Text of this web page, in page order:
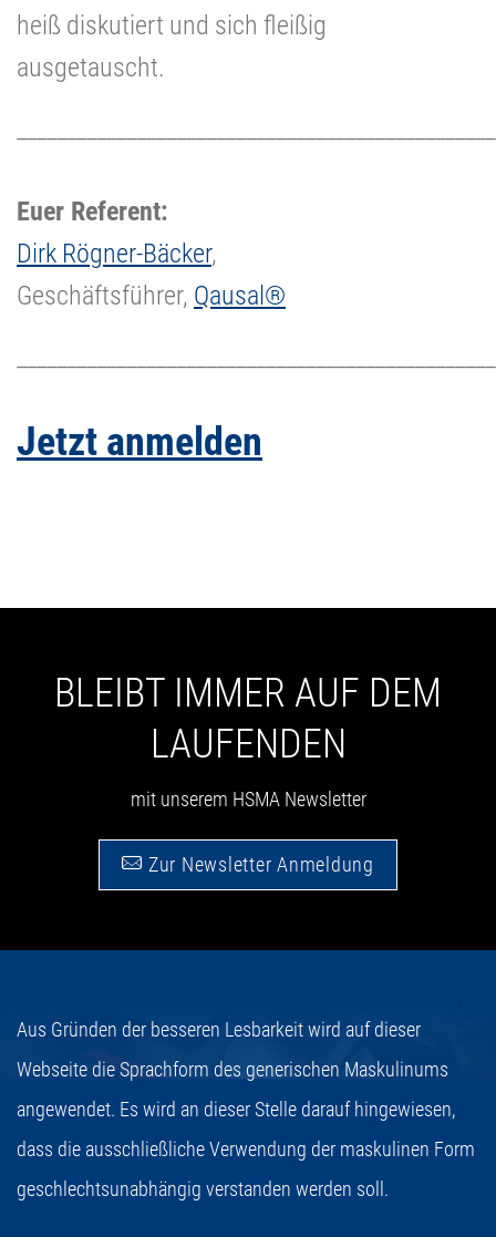
heiß diskutiert und sich fleißig
ausgetauscht.
Euer Referent:
Dirk Rögner-Bäcker,
Geschäftsführer, Qausal®
Jetzt anmelden
BLEIBT IMMER AUF DEM
LAUFENDEN
mit unserem HSMA Newsletter
Zur Newsletter Anmeldung
Aus Gründen der besseren Lesbarkeit wird auf dieser
Webseite die Sprachform des generischen Maskulinums
angewendet. Es wird an dieser Stelle darauf hingewiesen,
dass die ausschließliche Verwendung der maskulinen Form
geschlechtsunabhängig verstanden werden soll.